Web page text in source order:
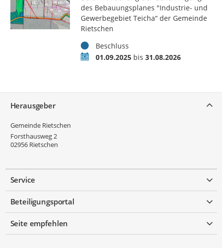
des Bebauungsplanes "Industrie- und
Gewerbegebiet Teicha“ der Gemeinde
Rietschen
StatusBeschluss
Zeitraum01.09.2025bis 31.08.2026
Herausgeber
Gemeinde Rietschen
Forsthausweg 2
02956 Rietschen
Service
Beteiligungsportal
Seite empfehlen